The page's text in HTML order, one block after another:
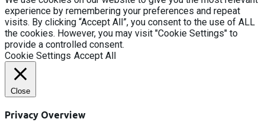
experience by remembering your preferences and repeat
visits. By clicking “Accept All”, you consent to the use of ALL
the cookies. However, you may visit "Cookie Settings" to
provide a controlled consent.
Cookie Settings Accept All
Close
Privacy Overview